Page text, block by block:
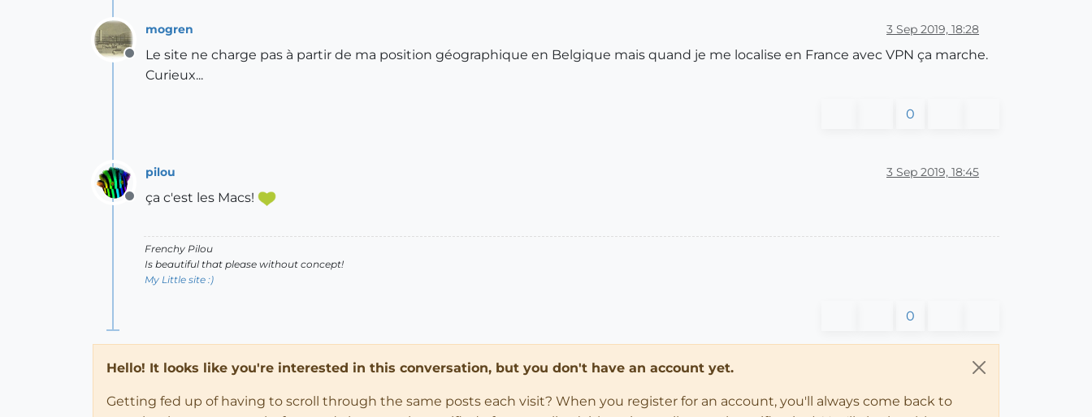
Offline
mogren 3 Sep 2019, 18:28
Le site ne charge pas à partir de ma position géographique en Belgique mais quand je me localise en France avec VPN ça marche.
Curieux...
0
Offline
pilou 3 Sep 2019, 18:45
ça c'est les Macs!
Frenchy Pilou
Is beautiful that please without concept!
My Little site :)
0
Hello! It looks like you're interested in this conversation, but you don't have an account yet.
Getting fed up of having to scroll through the same posts each visit? When you register for an account, you'll always come back to